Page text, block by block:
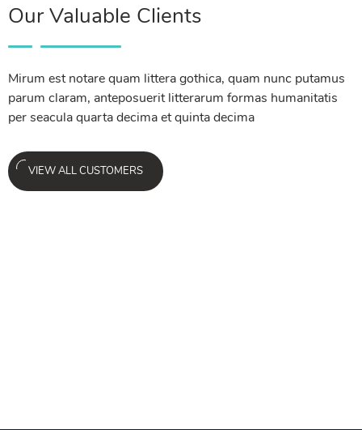
Our Valuable Clients
Mirum est notare quam littera gothica, quam nunc putamus
parum claram, anteposuerit litterarum formas humanitatis
per seacula quarta decima et quinta decima
VIEW ALL CUSTOMERS